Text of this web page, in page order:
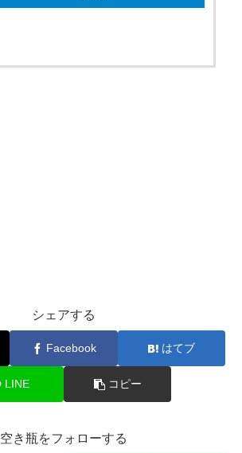
シェアする
Facebook はてブ
LINE コピー
空き瓶をフォローする